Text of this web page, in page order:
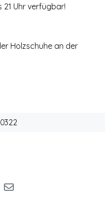
21 Uhr verfügbar!
Holzschuhe an der